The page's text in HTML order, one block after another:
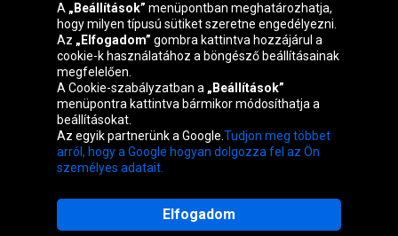
republika
España
Österreich Polska
Slovenská
republika
United
Kingdom
A „Beállítások” menüpontban meghatározhatja,
hogy milyen típusú sütiket szeretne engedélyezni.
Az „Elfogadom” gombra kattintva hozzájárul a
cookie-k használatához a böngésző beállításainak
megfelelően.
A Cookie-szabályzatban a „Beállítások”
menüpontra kattintva bármikor módosíthatja a
beállításokat.
Az egyik partnerünk a Google. Tudjon meg többet
arról, hogy a Google hogyan dolgozza fel az Ön
személyes adatait.
Elfogadom